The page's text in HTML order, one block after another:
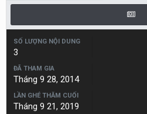
SỐ LƯỢNG NỘI DUNG
3
ĐÃ THAM GIA
Tháng 9 28, 2014
LẦN GHÉ THĂM CUỐI
Tháng 9 21, 2019